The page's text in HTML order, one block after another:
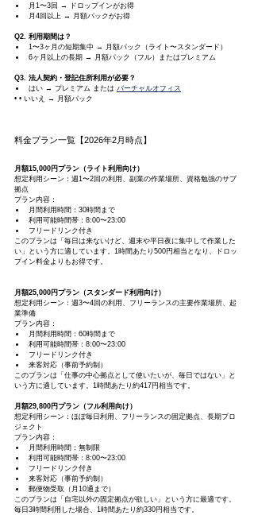
月1〜3回 → ドロップインがお得
月4回以上 → 月額パックがお得
Q2. 利用期間は？
1〜3ヶ月の短期集中 → 月額パック（ライト〜スタンダード）
6ヶ月以上の長期 → 月額パック（フル）またはプレミアム
Q3. 法人契約・登記住所利用が必要？
はい → プレミアム または バーチャルオフィス
• • いいえ → 月額パック
料金プラン一覧【2026年2月時点】
月額15,000円プラン（ライト利用向け）
想定利用シーン：週1〜2回の利用、副業の作業場所、資格勉強のサブ
拠点
プラン内容：
月間利用時間：30時間まで
利用可能時間帯：8:00〜23:00
フリードリンク付き
このプランは「毎日は来ないけど、週末や平日夜に集中して作業した
い」という方に適しています。1時間あたり500円相当となり、ドロッ
プイン料金よりもお得です。
月額25,000円プラン（スタンダード利用向け）
想定利用シーン：週3〜4回の利用、フリーランスの主要作業場所、起
業準備
プラン内容：
月間利用時間：60時間まで
利用可能時間帯：8:00〜23:00
フリードリンク付き
来客対応（事前予約制）
このプランは「仕事の中心拠点として使いたいが、毎日ではない」と
いう方に適しています。1時間あたり約417円相当です。
月額29,800円プラン（フル利用向け）
想定利用シーン：ほぼ毎日利用、フリーランスの固定拠点、長期プロ
ジェクト
プラン内容：
月間利用時間：無制限
利用可能時間帯：8:00〜23:00
フリードリンク付き
来客対応（事前予約制）
郵便物受取（月10通まで）
このプランは「自宅以外の固定拠点が欲しい」という方に最適です。
毎日3時間利用した場合、1時間あたり約330円相当です。